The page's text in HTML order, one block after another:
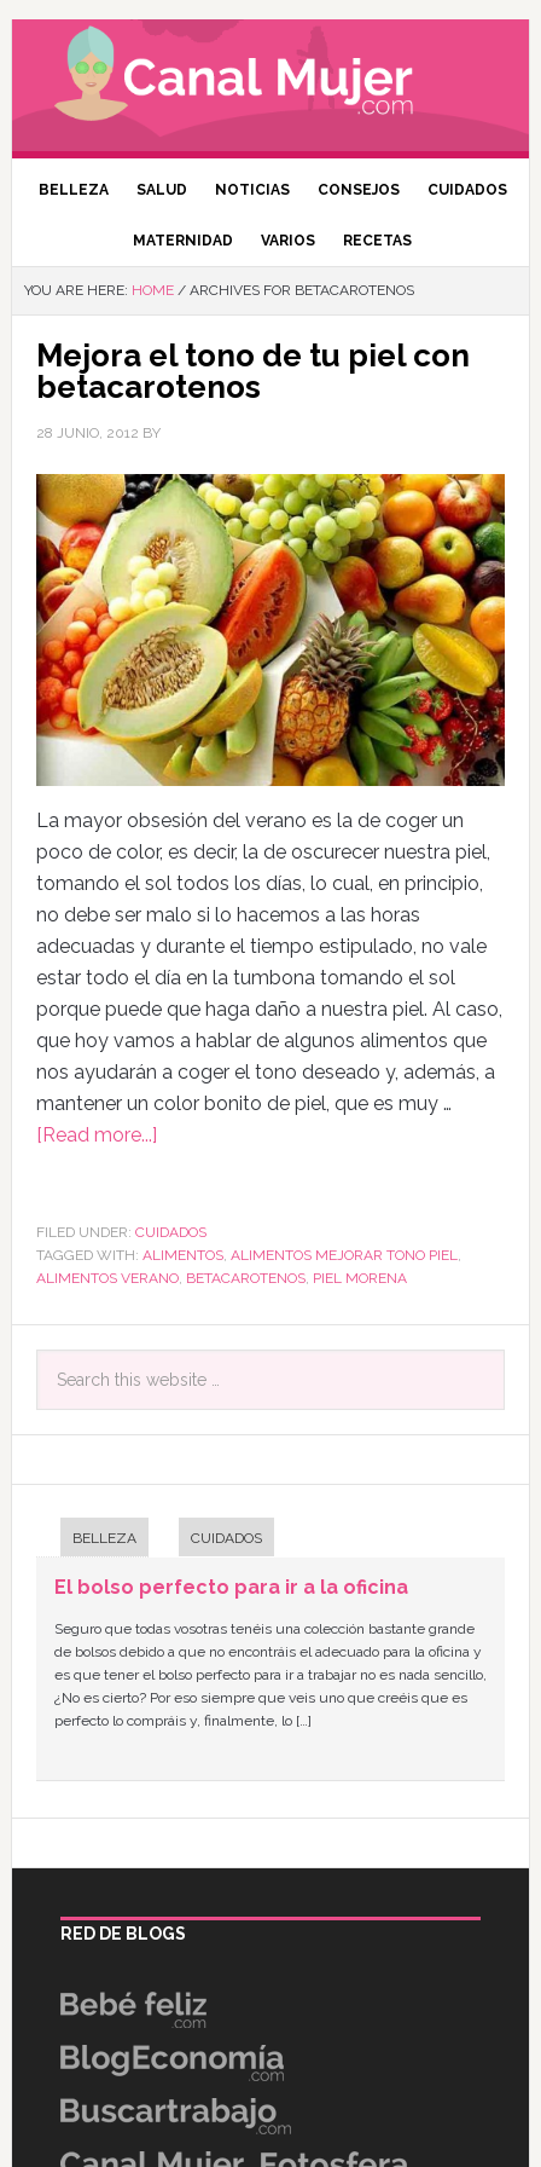
BELLEZA SALUD NOTICIAS CONSEJOS CUIDADOS
MATERNIDAD VARIOS RECETAS
YOU ARE HERE: HOME /ARCHIVES FOR BETACAROTENOS
Mejora el tono de tu piel con
betacarotenos
28 JUNIO, 2012 BY
La mayor obsesión del verano es la de coger un
poco de color, es decir, la de oscurecer nuestra piel,
tomando el sol todos los días, lo cual, en principio,
no debe ser malo si lo hacemos a las horas
adecuadas y durante el tiempo estipulado, no vale
estar todo el día en la tumbona tomando el sol
porque puede que haga daño a nuestra piel. Al caso,
que hoy vamos a hablar de algunos alimentos que
nos ayudarán a coger el tono deseado y, además, a
mantener un color bonito de piel, que es muy …
[Read more...]
FILED UNDER: CUIDADOS
TAGGED WITH: ALIMENTOS, ALIMENTOS MEJORAR TONO PIEL,
ALIMENTOS VERANO, BETACAROTENOS, PIEL MORENA
BELLEZA CUIDADOS
El bolso perfecto para ir a la oficina
Seguro que todas vosotras tenéis una colección bastante grande
de bolsos debido a que no encontráis el adecuado para la oficina y
es que tener el bolso perfecto para ir a trabajar no es nada sencillo,
¿No es cierto? Por eso siempre que veis uno que creéis que es
perfecto lo compráis y, finalmente, lo […]
RED DE BLOGS